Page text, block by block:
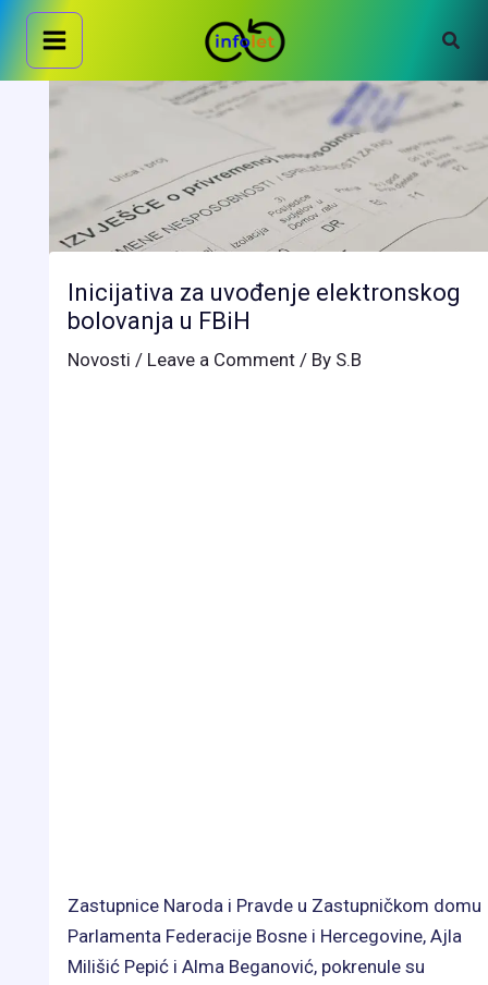
Skip
content
Inicijativa za uvođenje elektronskog
bolovanja u FBiH
Novosti / Leave a Comment / By S.B
Zastupnice Naroda i Pravde u Zastupničkom domu
Parlamenta Federacije Bosne i Hercegovine, Ajla
Milišić Pepić i Alma Beganović, pokrenule su